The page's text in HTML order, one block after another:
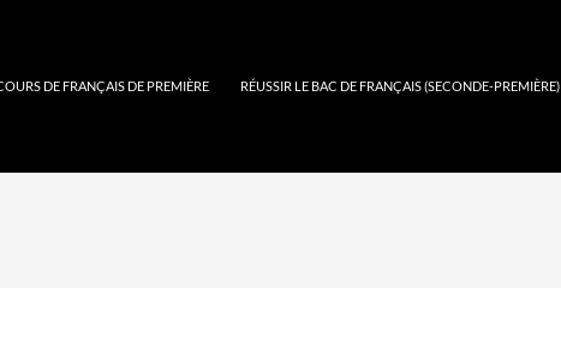
DE FRANÇAIS DE PREMIÈRE RÉUSSIR LE BAC DE FRANÇAIS (SECONDE-PREMIÈRE)